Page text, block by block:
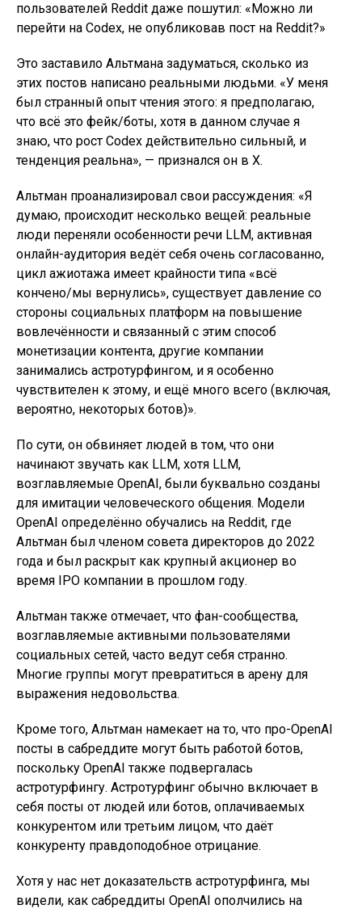
пользователей Reddit даже пошутил: «Можно ли
перейти на Codex, не опубликовав пост на Reddit?»
Это заставило Альтмана задуматься, сколько из
этих постов написано реальными людьми. «У меня
был странный опыт чтения этого: я предполагаю,
что всё это фейк/боты, хотя в данном случае я
знаю, что рост Codex действительно сильный, и
тенденция реальна», — признался он в X.
Альтман проанализировал свои рассуждения: «Я
думаю, происходит несколько вещей: реальные
люди переняли особенности речи LLM, активная
онлайн-аудитория ведёт себя очень согласованно,
цикл ажиотажа имеет крайности типа «всё
кончено/мы вернулись», существует давление со
стороны социальных платформ на повышение
вовлечённости и связанный с этим способ
монетизации контента, другие компании
занимались астротурфингом, и я особенно
чувствителен к этому, и ещё много всего (включая,
вероятно, некоторых ботов)».
По сути, он обвиняет людей в том, что они
начинают звучать как LLM, хотя LLM,
возглавляемые OpenAI, были буквально созданы
для имитации человеческого общения. Модели
OpenAI определённо обучались на Reddit, где
Альтман был членом совета директоров до 2022
года и был раскрыт как крупный акционер во
время IPO компании в прошлом году.
Альтман также отмечает, что фан-сообщества,
возглавляемые активными пользователями
социальных сетей, часто ведут себя странно.
Многие группы могут превратиться в арену для
выражения недовольства.
Кроме того, Альтман намекает на то, что про-OpenAI
посты в сабреддите могут быть работой ботов,
поскольку OpenAI также подвергалась
астротурфингу. Астротурфинг обычно включает в
себя посты от людей или ботов, оплачиваемых
конкурентом или третьим лицом, что даёт
конкуренту правдоподобное отрицание.
Хотя у нас нет доказательств астротурфинга, мы
видели, как сабреддиты OpenAI ополчились на